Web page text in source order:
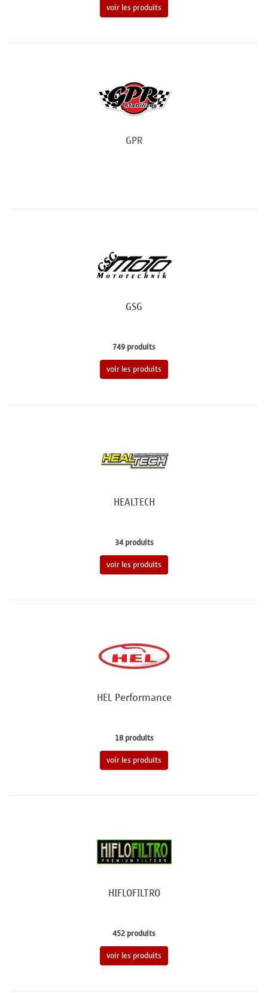
voir les produits
GPR
GSG
749 produits
voir les produits
HEALTECH
34 produits
voir les produits
HEL Performance
18 produits
voir les produits
HIFLOFILTRO
452 produits
voir les produits